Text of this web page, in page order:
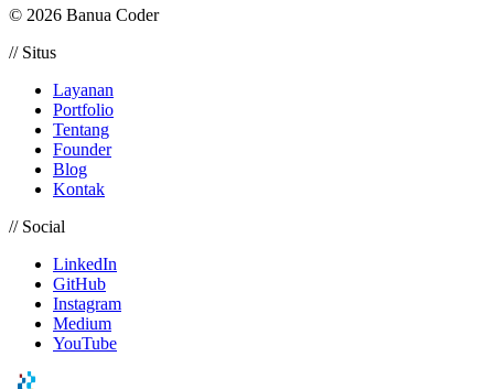
© 2026 Banua Coder
// Situs
Layanan
Portfolio
Tentang
Founder
Blog
Kontak
// Social
LinkedIn
GitHub
Instagram
Medium
YouTube